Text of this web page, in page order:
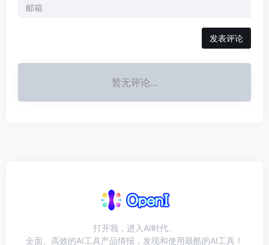
发表评论
暂无评论...
打开我，进入AI时代。
全面、高效的AI工具产品情报，发现和使用最酷的AI工具！